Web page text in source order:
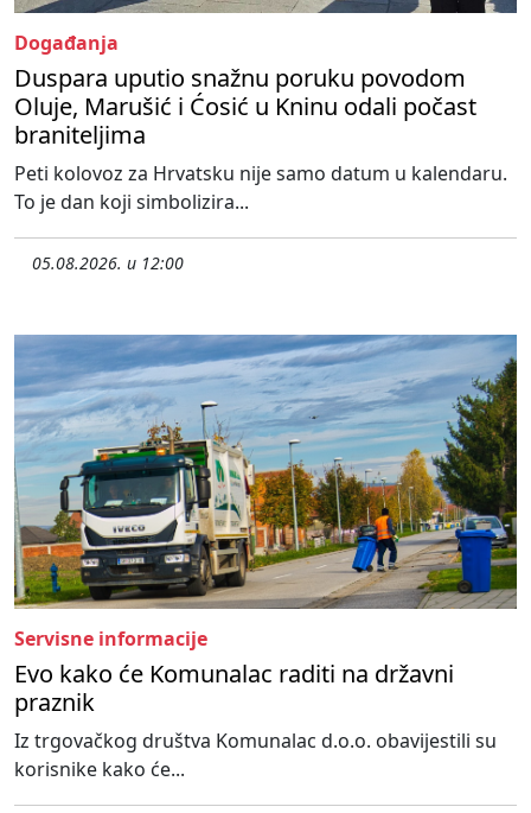
Događanja
Duspara uputio snažnu poruku povodom
Oluje, Marušić i Ćosić u Kninu odali počast
braniteljima
Peti kolovoz za Hrvatsku nije samo datum u kalendaru.
To je dan koji simbolizira...
05.08.2026. u 12:00
Servisne informacije
Evo kako će Komunalac raditi na državni
praznik
Iz trgovačkog društva Komunalac d.o.o. obavijestili su
korisnike kako će...